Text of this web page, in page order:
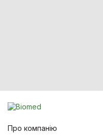
Про компанію